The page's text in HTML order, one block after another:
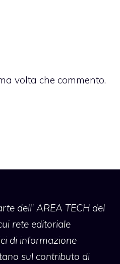
volta che commento.
dell' AREA TECH del
rete editoriale
di informazione
sul contributo di